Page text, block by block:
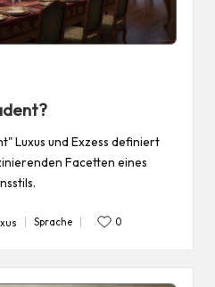
Luxus und Exzess definiert
Facetten eines
Posted
Sprache 0